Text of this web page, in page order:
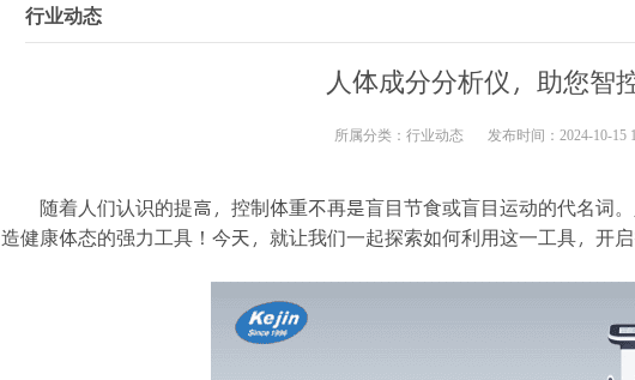
行业动态
人体成分分析仪，助您智
所属分类： 行业动态 发布时间：2024-10-15
随着人们认识的提高，控制体重不再是盲目节食或盲目运动的代名词
造健康体态的强力工具！今天，就让我们一起探索如何利用这一工具，开启